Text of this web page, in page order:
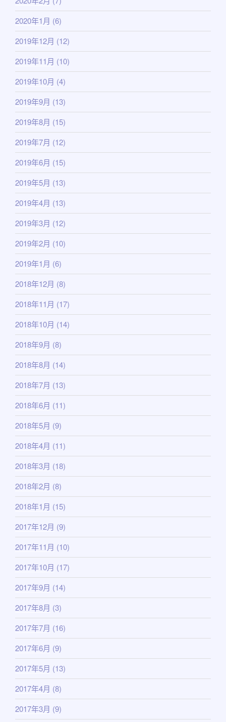
2020年1月 (6)
2019年12月 (12)
2019年11月 (10)
2019年10月 (4)
2019年9月 (13)
2019年8月 (15)
2019年7月 (12)
2019年6月 (15)
2019年5月 (13)
2019年4月 (13)
2019年3月 (12)
2019年2月 (10)
2019年1月 (6)
2018年12月 (8)
2018年11月 (17)
2018年10月 (14)
2018年9月 (8)
2018年8月 (14)
2018年7月 (13)
2018年6月 (11)
2018年5月 (9)
2018年4月 (11)
2018年3月 (18)
2018年2月 (8)
2018年1月 (15)
2017年12月 (9)
2017年11月 (10)
2017年10月 (17)
2017年9月 (14)
2017年8月 (3)
2017年7月 (16)
2017年6月 (9)
2017年5月 (13)
2017年4月 (8)
2017年3月 (9)